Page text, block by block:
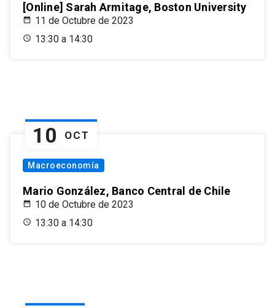
[Online] Sarah Armitage, Boston University
11 de Octubre de 2023
13:30 a 14:30
10 OCT
Macroeconomía
Mario González, Banco Central de Chile
10 de Octubre de 2023
13:30 a 14:30